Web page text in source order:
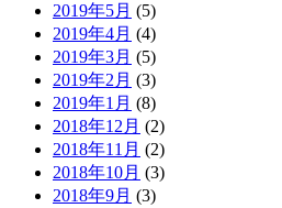
2019年5月 (5)
2019年4月 (4)
2019年3月 (5)
2019年2月 (3)
2019年1月 (8)
2018年12月 (2)
2018年11月 (2)
2018年10月 (3)
2018年9月 (3)